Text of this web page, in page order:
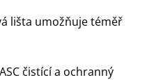
lišta umožňuje téměř
čistící a ochranný